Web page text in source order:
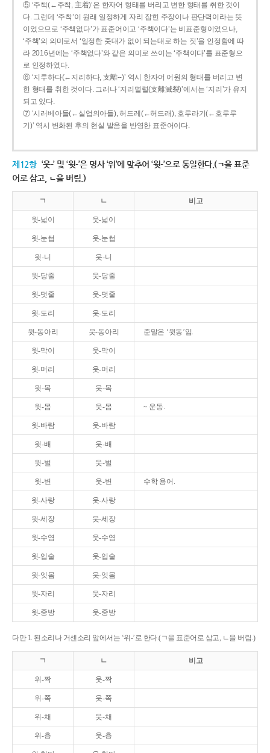
⑤ ‘주책(←주착, 主着)’은 한자어 형태를 버리고 변한 형태를 취한 것이
다. 그런데 ‘주착’이 원래 일정하게 자리 잡힌 주장이나 판단력이라는 뜻
이었으므로 ‘주책없다’가 표준어이고 ‘주책이다’는 비표준형이었으나,
‘주책’의 의미로서 ‘일정한 줏대가 없이 되는대로 하는 짓’을 인정함에 따
라 2016년에는 ‘주책없다’와 같은 의미로 쓰이는 ‘주책이다’를 표준형으
로 인정하였다.
⑥ ‘지루하다(←지리하다, 支離--)’ 역시 한자어 어원의 형태를 버리고 변
한 형태를 취한 것이다. 그러나 ‘지리멸렬(支離滅裂)’에서는 ‘지리’가 유지
되고 있다.
⑦ ‘시러베아들(←실업의아들), 허드레(←허드래), 호루라기(←호루루
기)’ 역시 변화된 후의 현실 발음을 반영한 표준어이다.
제12항 ‘웃-’ 및 ‘윗-’은 명사 ‘위’에 맞추어 ‘윗-’으로 통일한다.(ㄱ을 표준
어로 삼고, ㄴ을 버림.)
ㄱ ㄴ 비고
윗-넓이 웃-넓이
윗-눈썹 웃-눈썹
윗-니 웃-니
윗-당줄 웃-당줄
윗-덧줄 웃-덧줄
윗-도리 웃-도리
윗-동아리 웃-동아리 준말은 ‘윗동’임.
윗-막이 웃-막이
윗-머리 웃-머리
윗-목 웃-목
윗-몸 웃-몸 ~ 운동.
윗-바람 웃-바람
윗-배 웃-배
윗-벌 웃-벌
윗-변 웃-변 수학 용어.
윗-사랑 웃-사랑
윗-세장 웃-세장
윗-수염 웃-수염
윗-입술 웃-입술
윗-잇몸 웃-잇몸
윗-자리 웃-자리
윗-중방 웃-중방
다만 1. 된소리나 거센소리 앞에서는 ‘위-’로 한다.(ㄱ을 표준어로 삼고, ㄴ을 버림.)
ㄱ ㄴ 비고
위-짝 웃-짝
위-쪽 웃-쪽
위-채 웃-채
위-층 웃-층